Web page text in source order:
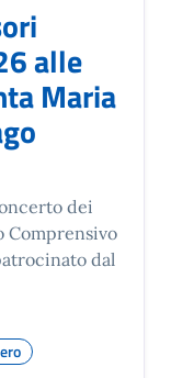
alle
Maria
dei
Comprensivo
dal